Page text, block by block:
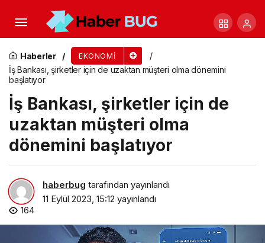
Haberler EKONOMI
İş Bankası, şirketler için de uzaktan müşteri olma dönemini
başlatıyor
İş Bankası, şirketler için de
uzaktan müşteri olma
dönemini başlatıyor
haberbug tarafından yayınlandı
11 Eylül 2023, 15:12 yayınlandı
164
Bosch Partner Program Şehir Buluşmaları
Samsun’da gerçekleşti